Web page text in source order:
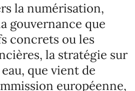
la numérisation,
gouvernance que
concrets ou les
la stratégie sur
que vient de
européenne,